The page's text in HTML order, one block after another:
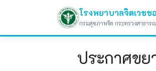
โรงพยาบาลจิตเวช
กรมสุขภาพจิต กระทรวงสาธาร
ประกาศขย